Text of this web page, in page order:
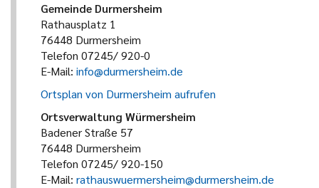
Gemeinde Durmersheim
Rathausplatz 1
76448 Durmersheim
Telefon 07245/ 920-0
E-Mail: info@durmersheim.de
Ortsplan von Durmersheim aufrufen
Ortsverwaltung Würmersheim
Badener Straße 57
76448 Durmersheim
Telefon 07245/ 920-150
E-Mail: rathauswuermersheim@durmersheim.de